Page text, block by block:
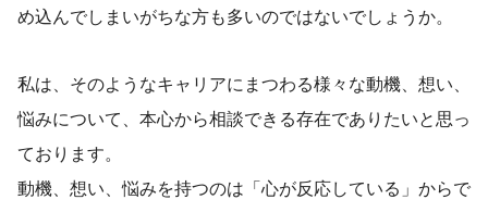
め込んでしまいがちな方も多いのではないでしょうか。
私は、そのようなキャリアにまつわる様々な動機、想い、
悩みについて、本心から相談できる存在でありたいと思っ
ております。
動機、想い、悩みを持つのは「心が反応している」からで